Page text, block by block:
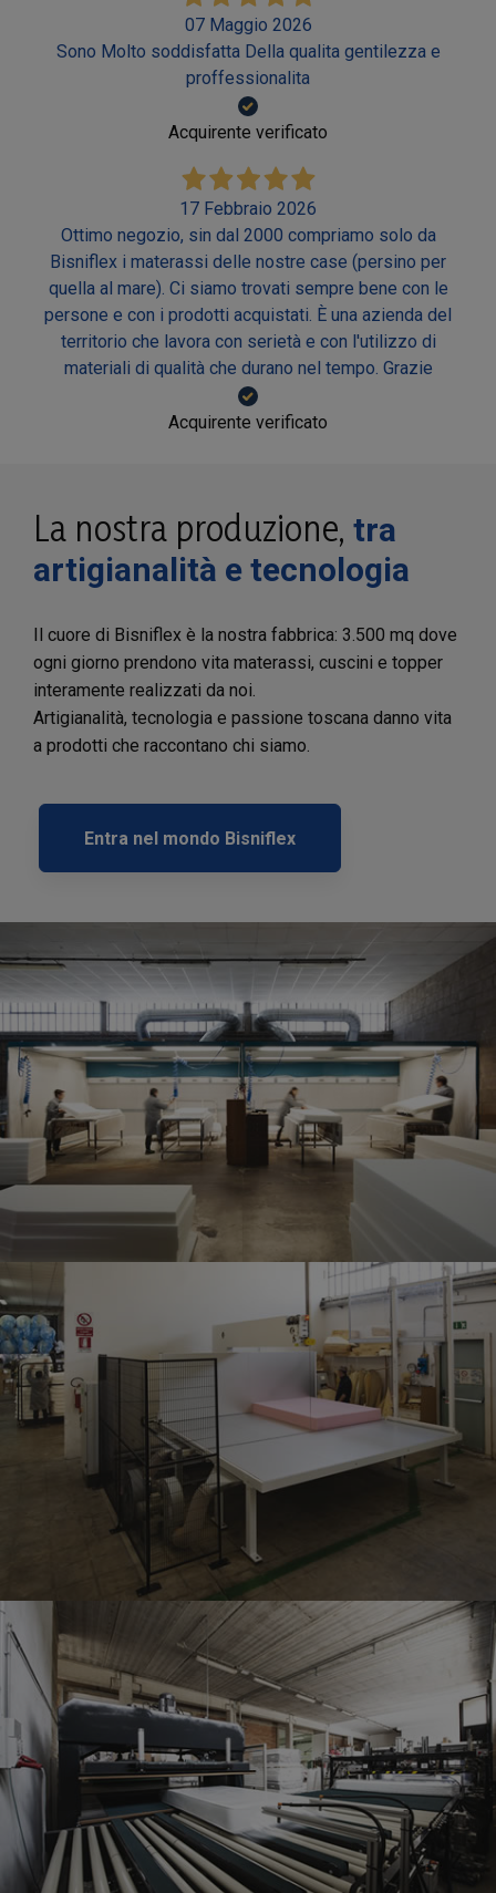
07 Maggio 2026
Sono Molto soddisfatta Della qualita gentilezza e
proffessionalita
Acquirente verificato
17 Febbraio 2026
Ottimo negozio, sin dal 2000 compriamo solo da
Bisniflex i materassi delle nostre case (persino per
quella al mare). Ci siamo trovati sempre bene con le
persone e con i prodotti acquistati. È una azienda del
territorio che lavora con serietà e con l'utilizzo di
materiali di qualità che durano nel tempo. Grazie
Acquirente verificato
La nostra produzione, tra
artigianalità e tecnologia
Il cuore di Bisniflex è la nostra fabbrica: 3.500 mq dove
ogni giorno prendono vita materassi, cuscini e topper
interamente realizzati da noi.
Artigianalità, tecnologia e passione toscana danno vita
a prodotti che raccontano chi siamo.
Entra nel mondo Bisniflex